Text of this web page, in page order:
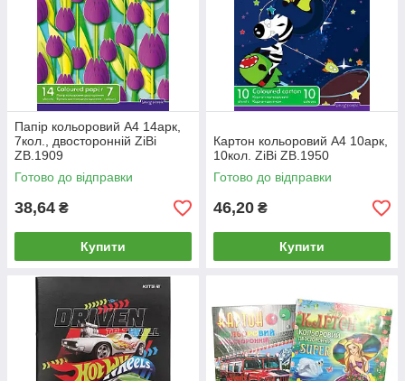
Папір кольоровий А4 14арк,
7кол., двосторонній ZiBi
ZB.1909
Готово до відправки
38,64 ₴
Купити
Картон кольоровий А4 10арк,
10кол. ZiBi ZB.1950
Готово до відправки
46,20 ₴
Купити